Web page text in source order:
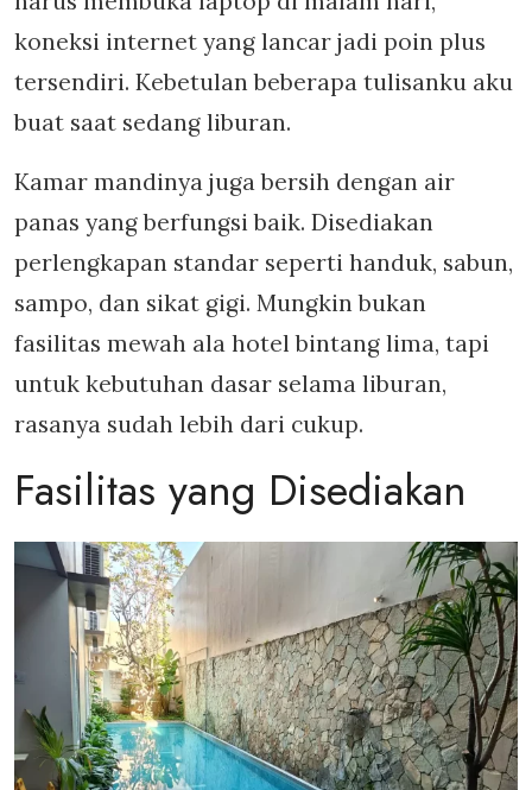
koneksi internet yang lancar jadi poin plus
tersendiri. Kebetulan beberapa tulisanku aku
buat saat sedang liburan.
Kamar mandinya juga bersih dengan air
panas yang berfungsi baik. Disediakan
perlengkapan standar seperti handuk, sabun,
sampo, dan sikat gigi. Mungkin bukan
fasilitas mewah ala hotel bintang lima, tapi
untuk kebutuhan dasar selama liburan,
rasanya sudah lebih dari cukup.
Fasilitas yang Disediakan